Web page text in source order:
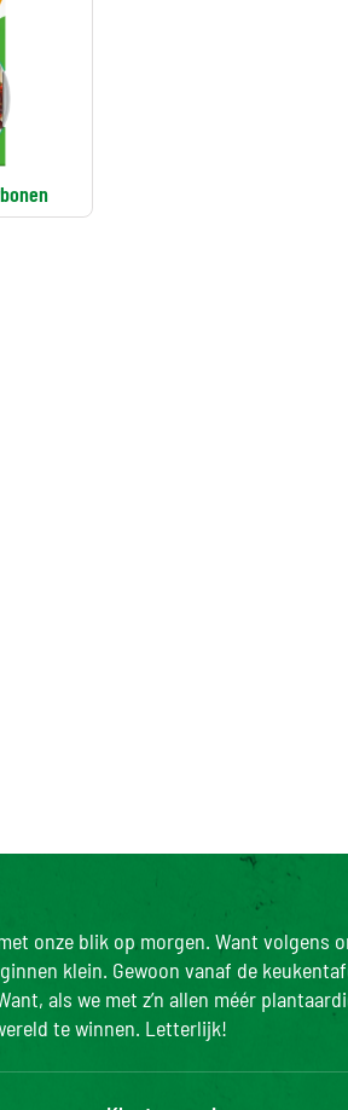
onze blik op morgen. Want volgens
klein. Gewoon vanaf de
als we met z’n allen méér
te winnen. Letterlijk!